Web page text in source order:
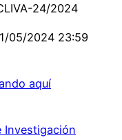
24/2024
05/2024 23:59
aquí
Investigación